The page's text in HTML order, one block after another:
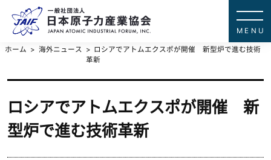
ホーム 海外ニュース
ロシアでアトムエクスポが開催 新型炉で進む技術
革新
ロシアでアトムエクスポが開催 新
型炉で進む技術革新